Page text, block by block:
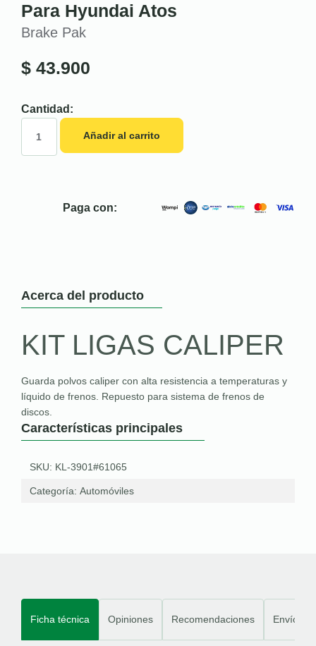
Para Hyundai Atos
Brake Pak
$ 43.900
Cantidad:
Añadir al carrito
Paga con:
Acerca del producto
KIT LIGAS CALIPER
Guarda polvos caliper con alta resistencia a temperaturas y
líquido de frenos. Repuesto para sistema de frenos de
discos.
Características principales
SKU: KL-3901#61065
Categoría: Automóviles
Ficha técnica Opiniones Recomendaciones Envíos